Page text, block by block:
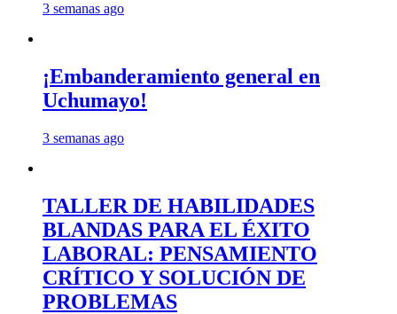
3 semanas ago
¡Embanderamiento general en
Uchumayo!
3 semanas ago
TALLER DE HABILIDADES
BLANDAS PARA EL ÉXITO
LABORAL: PENSAMIENTO
CRÍTICO Y SOLUCIÓN DE
PROBLEMAS